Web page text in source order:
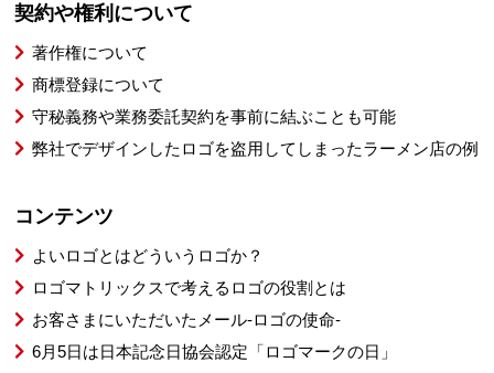
契約や権利について
著作権について
商標登録について
守秘義務や業務委託契約を事前に結ぶことも可能
弊社でデザインしたロゴを盗用してしまったラーメン店の例
コンテンツ
よいロゴとはどういうロゴか？
ロゴマトリックスで考えるロゴの役割とは
お客さまにいただいたメール-ロゴの使命-
6月5日は日本記念日協会認定「ロゴマークの日」